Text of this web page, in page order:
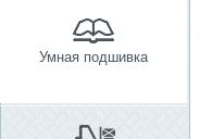
Умная подшивка